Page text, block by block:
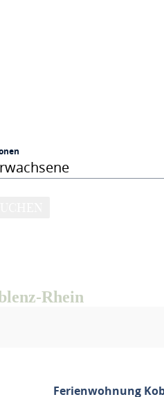
Rhein
Ferienwohnung